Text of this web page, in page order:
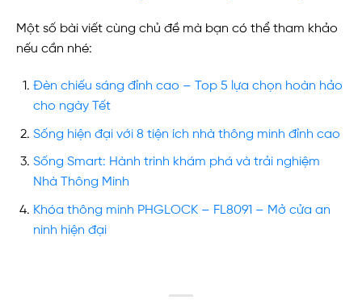
Một số bài viết cùng chủ đề mà bạn có thể tham khảo
nếu cần nhé:
Đèn chiếu sáng đỉnh cao – Top 5 lựa chọn hoàn hảo
cho ngày Tết
Sống hiện đại với 8 tiện ích nhà thông minh đỉnh cao
Sống Smart: Hành trình khám phá và trải nghiệm
Nhà Thông Minh
Khóa thông minh PHGLOCK – FL8091 – Mở cửa an
ninh hiện đại